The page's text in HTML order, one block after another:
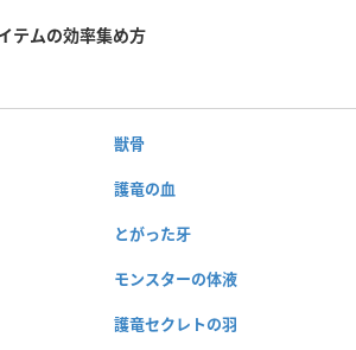
テムの効率集め方
獣骨
護竜の血
とがった牙
モンスターの体液
護竜セクレトの羽